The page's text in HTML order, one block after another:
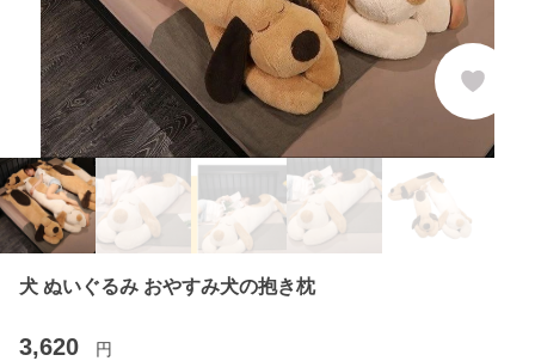
犬 ぬいぐるみ おやすみ犬の抱き枕
3,620 円